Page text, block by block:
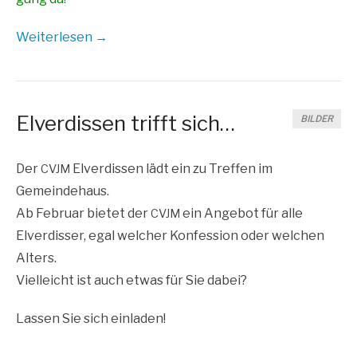
Wei­ter­le­sen →
Elverdissen trifft sich… BILDER
DerCVJM Elver­dis­sen lädt ein zu Tref­fen im
Gemeindehaus.
Ab Febru­ar bie­tet derCVJM ein Ange­bot für alle
Elver­dis­ser, egal wel­cher Kon­fes­si­on oder wel­chen
Alters.
Viel­leicht ist auch etwas für Sie dabei?
Las­sen Sie sich einladen!